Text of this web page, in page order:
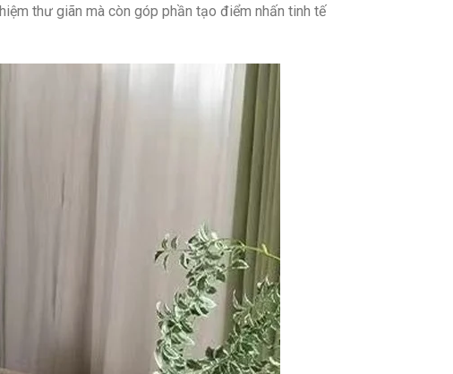
thư giãn mà còn góp phần tạo điểm nhấn tinh tế